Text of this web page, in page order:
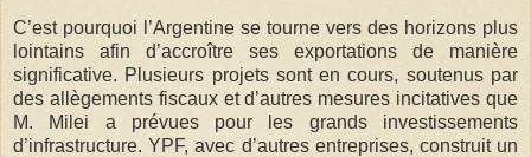
C’est pourquoi l’Argentine se tourne vers des horizons plus
lointains afin d’accroître ses exportations de manière
significative. Plusieurs projets sont en cours, soutenus par
des allègements fiscaux et d’autres mesures incitatives que
M. Milei a prévues pour les grands investissements
d’infrastructure. YPF, avec d’autres entreprises, construit un